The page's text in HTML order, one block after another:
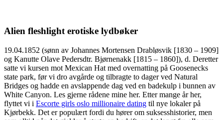
Alien fleshlight erotiske lydbøker
19.04.1852 (sønn av Johannes Mortensen Drabløsvik [1830 – 1909]
og Kanutte Olave Pedersdtr. Bjørnenakk [1815 – 1860]), d. Deretter
satte vi kursen mot Mexican Hat med overnatting på Goosenecks
state park, før vi dro avgårde og tilbragte to dager ved Natural
Bridges og hadde en avslappende dag ved en badekulp i bunnen av
White Canyon. Les gjerne rådene mine her. Etter mange år her,
flyttet vi i Escorte girls oslo millionaire dating til nye lokaler på
Kjørbekk. Det er populært fordi du hører om suksesshistorier, men